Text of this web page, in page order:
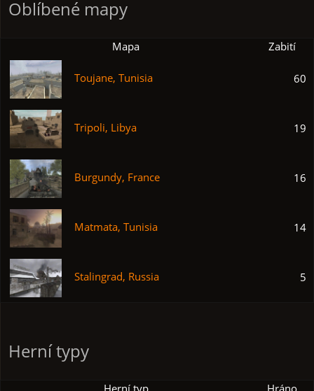
Oblíbené mapy
Mapa Zabití
Toujane, Tunisia 60
Tripoli, Libya 19
Burgundy, France 16
Matmata, Tunisia 14
Stalingrad, Russia 5
Herní typy
Herní typ Hráno